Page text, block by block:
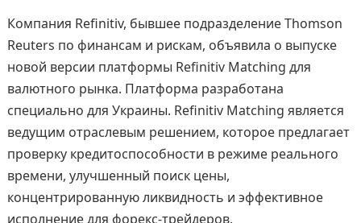
Компания Refinitiv, бывшее подразделение Thomson
Reuters по финансам и рискам, объявила о выпуске
новой версии платформы Refinitiv Matching для
валютного рынка. Платформа разработана
специально для Украины. Refinitiv Matching является
ведущим отраслевым решением, которое предлагает
проверку кредитоспособности в режиме реального
времени, улучшенный поиск цены,
концентрированную ликвидность и эффективное
исполнение для форекс-трейдеров.